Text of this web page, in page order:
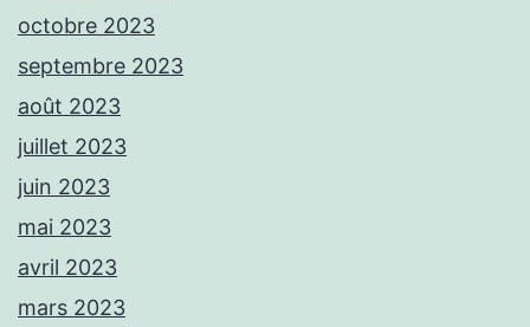
octobre 2023
septembre 2023
août 2023
juillet 2023
juin 2023
mai 2023
avril 2023
mars 2023